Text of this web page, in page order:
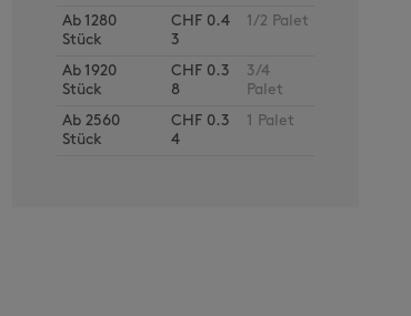
Ab 1280
Stück
CHF 0.4
3
1/2 Palet
Ab 1920
Stück
CHF 0.3
8
3/4
Palet
Ab 2560
Stück
CHF 0.3
4
1 Palet